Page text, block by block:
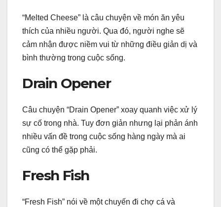
“Melted Cheese” là câu chuyện về món ăn yêu
thích của nhiều người. Qua đó, người nghe sẽ
cảm nhận được niềm vui từ những điều giản dị và
bình thường trong cuộc sống.
Drain Opener
Câu chuyện “Drain Opener” xoay quanh việc xử lý
sự cố trong nhà. Tuy đơn giản nhưng lại phản ánh
nhiều vấn đề trong cuộc sống hàng ngày mà ai
cũng có thể gặp phải.
Fresh Fish
“Fresh Fish” nói về một chuyến đi chợ cá và